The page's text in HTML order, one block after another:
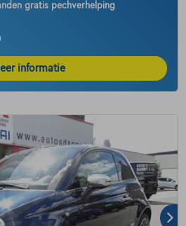
gratis pechverhelping
informatie